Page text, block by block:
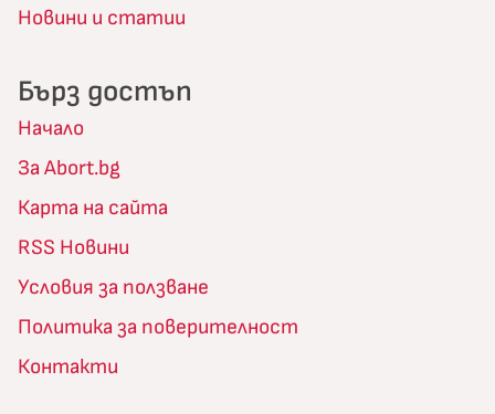
Новини и статии
Бърз достъп
Начало
За Abort.bg
Карта на сайта
RSS Новини
Условия за ползване
Политика за поверителност
Контакти